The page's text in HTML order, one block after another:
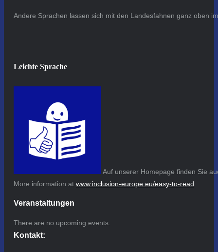
Andere Sprachen lassen sich mit den Landesfahnen ganz oben
Leichte Sprache
Auf unserer Homepage finden Sie
More information at www.inclusion-europe.eu/easy-to-read
Veranstaltungen
There are no upcoming events.
Kontakt: